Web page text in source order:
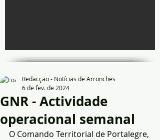
GNR - Actividade
operacional semanal
Redacção - Notícias de Arronches
6 de fev. de 2024
O Comando Territorial de Portalegre,